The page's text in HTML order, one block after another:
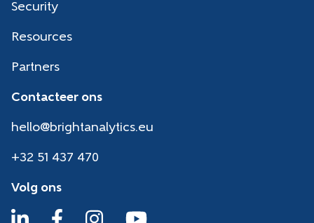
Security
Resources
Partners
Contacteer ons
hello@brightanalytics.eu
+32 51 437 470
Volg ons